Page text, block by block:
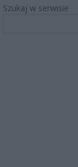
Szukaj w serwisie